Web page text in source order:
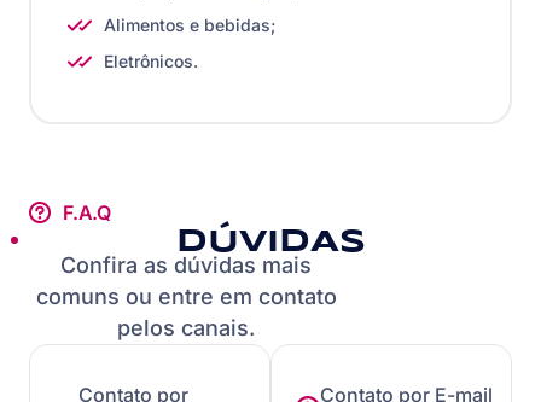
Alimentos e bebidas;
Eletrônicos.
F.A.Q
DÚVIDAS
Confira as dúvidas mais
comuns ou entre em contato
pelos canais.
Contato por
Contato por E-mail